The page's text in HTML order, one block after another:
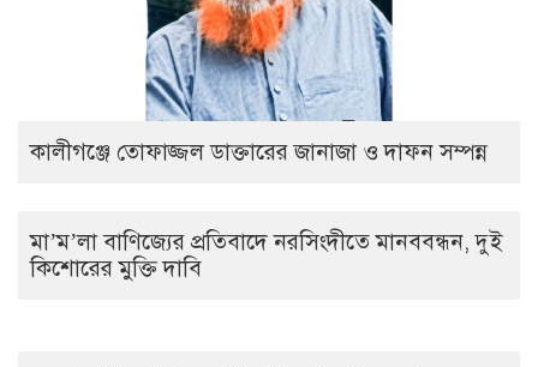
কালীগঞ্জে তোফাজ্জল ডাক্তারের জানাজা ও দাফন সম্পন্ন
মা’ম’লা বাণিজ্যের প্রতিবাদে নরসিংদীতে মানববন্ধন, দুই
কিশোরের মুক্তি দাবি